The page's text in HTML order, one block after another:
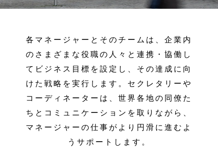
各マネージャーとそのチームは、企業内
のさまざまな役職の人々と連携・協働し
てビジネス目標を設定し、その達成に向
けた戦略を実行します。セクレタリーや
コーディネーターは、世界各地の同僚た
ちとコミュニケーションを取りながら、
マネージャーの仕事がより円滑に進むよ
うサポートします。